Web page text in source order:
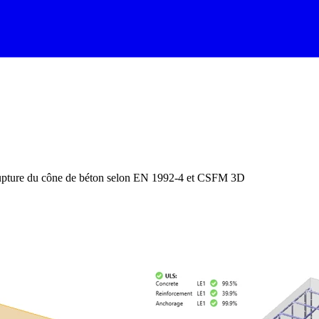
du cône de béton selon EN 1992-4 et CSFM 3D